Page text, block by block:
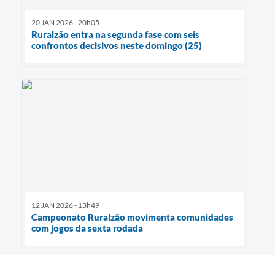
20 JAN 2026 - 20h05
Ruralzão entra na segunda fase com seis
confrontos decisivos neste domingo (25)
12 JAN 2026 - 13h49
Campeonato Ruralzão movimenta comunidades
com jogos da sexta rodada